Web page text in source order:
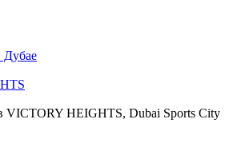
Дубае
VICTORY HEIGHTS, Dubai Sports City